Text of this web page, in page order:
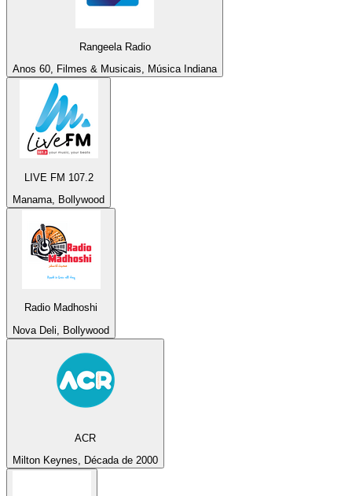
Rangeela Radio
Anos 60, Filmes & Musicais, Música Indiana
LIVE FM 107.2
Manama, Bollywood
Radio Madhoshi
Nova Deli, Bollywood
ACR
Milton Keynes, Década de 2000